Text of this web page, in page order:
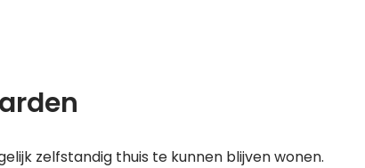
zelfstandig thuis te kunnen blijven wonen.